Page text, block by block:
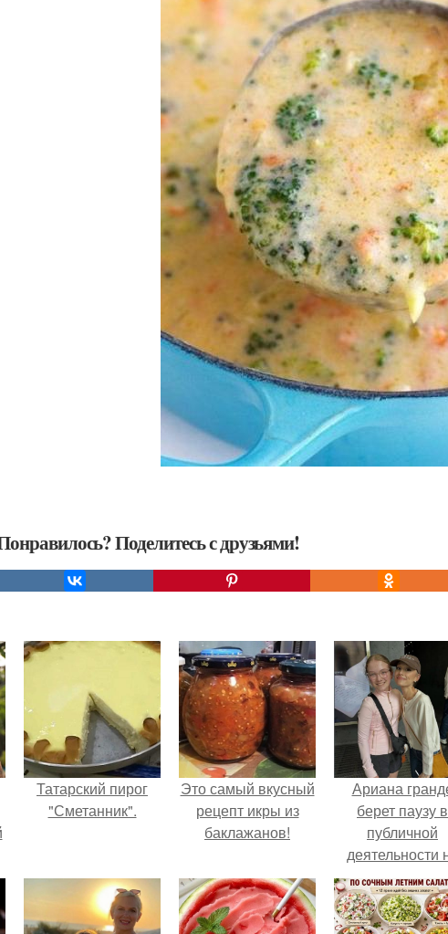
Поделитесь с друзьями!
Татарский пирог
"Сметанник".
Это самый вкусный
рецепт икры из
баклажанов!
Ариана
берет паузу в
публичной
деятельности
фоне слухов
своем